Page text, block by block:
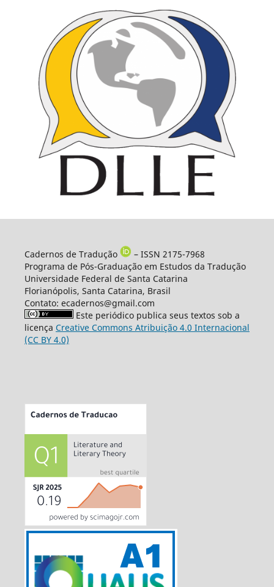
Cadernos de Tradução
– ISSN 2175-7968
Programa de Pós-Graduação em Estudos da Tradução
Universidade Federal de Santa Catarina
Florianópolis, Santa Catarina, Brasil
Contato: ecadernos@gmail.com
Este periódico publica seus textos sob a
licença Creative Commons Atribuição 4.0 Internacional
(CC BY 4.0)